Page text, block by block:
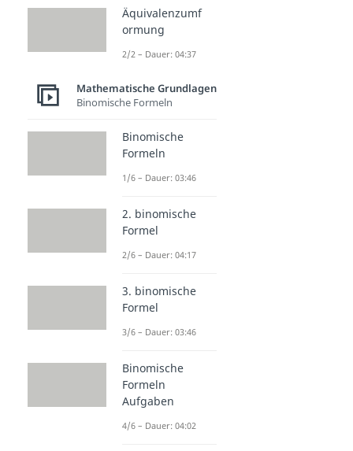
Äquivalenzumf
ormung
2/2 – Dauer: 04:37
Mathematische Grundlagen
Binomische Formeln
Binomische
Formeln
1/6 – Dauer: 03:46
2. binomische
Formel
2/6 – Dauer: 04:17
3. binomische
Formel
3/6 – Dauer: 03:46
Binomische
Formeln
Aufgaben
4/6 – Dauer: 04:02